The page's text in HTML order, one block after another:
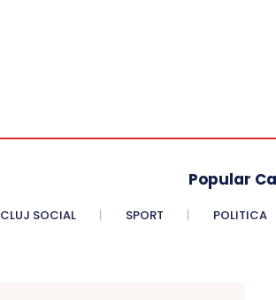
Popular
CLUJ SOCIAL SPORT POLITICA